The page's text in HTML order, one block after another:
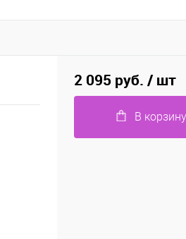
2 095 руб. / шт
В корзину